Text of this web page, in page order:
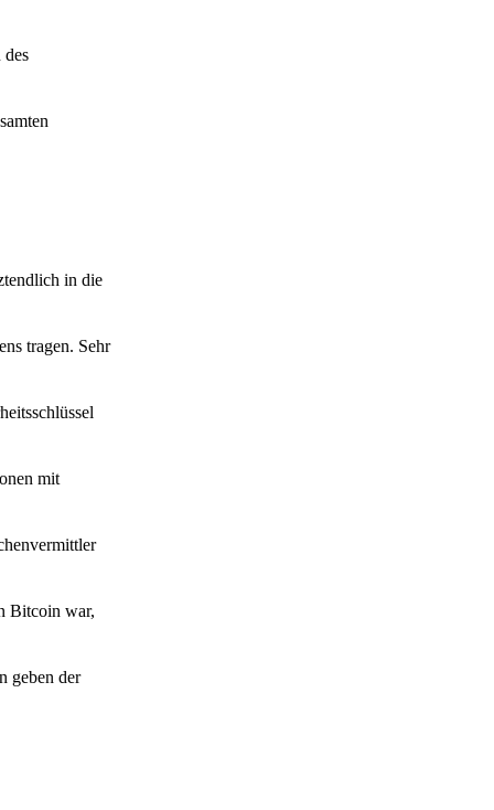
in die
tragen. Sehr
mit
Bitcoin war,
geben der